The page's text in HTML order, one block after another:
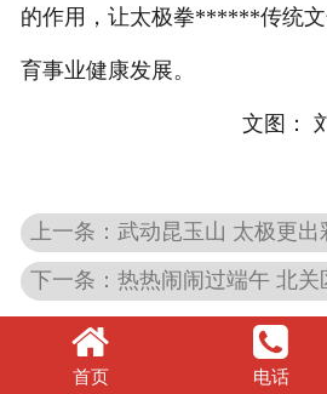
的作用，让太极拳******传统
育事业健康发展。
文图：
首页 电话